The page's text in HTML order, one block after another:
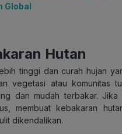
Global
Hutan
tinggi dan curah hujan
vegetasi atau komunitas
dan mudah terbakar.
membuat kebakaran
dikendalikan.